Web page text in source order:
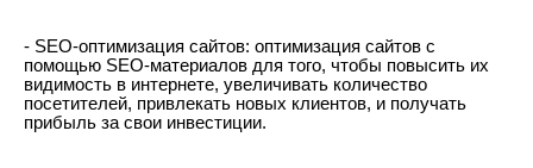
- SEO-оптимизация сайтов: оптимизация сайтов с
помощью SEO-материалов для того, чтобы повысить их
видимость в интернете, увеличивать количество
посетителей, привлекать новых клиентов, и получать
прибыль за свои инвестиции.